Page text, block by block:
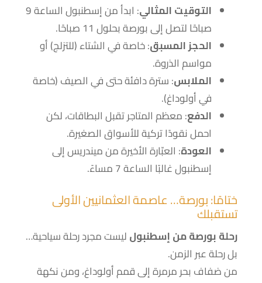
التوقيت المثالي
: ابدأ من إسطنبول الساعة 9
صباحًا لتصل إلى بورصة بحلول 11 صباحًا.
الحجز المسبق: خاصة في الشتاء (للتزلج) أو
مواسم الذروة.
الملابس: سترة دافئة حتى في الصيف (خاصة
في أولوداغ).
الدفع: معظم المتاجر تقبل البطاقات، لكن
احمل نقودًا تركية للأسواق الصغيرة.
العودة: العبّارة الأخيرة من ميندريس إلى
إسطنبول غالبًا الساعة 7 مساءً.
ختامًا: بورصة… عاصمة العثمانيين الأولى
تستقبلك
رحلة بورصة من إسطنبولليست مجرد رحلة سياحية…
بل رحلة عبر الزمن.
من ضفاف بحر مرمرة إلى قمم أولوداغ، ومن نكهة